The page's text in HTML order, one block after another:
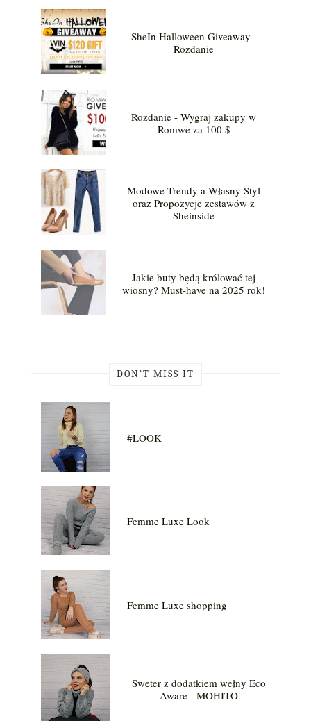
SheIn Halloween Giveaway -
Rozdanie
Rozdanie - Wygraj zakupy w
Romwe za 100 $
Modowe Trendy a Własny Styl
oraz Propozycje zestawów z
Sheinside
Jakie buty będą królować tej
wiosny? Must-have na 2025 rok!
DON'T MISS IT
#LOOK
Femme Luxe Look
Femme Luxe shopping
Sweter z dodatkiem wełny Eco
Aware - MOHITO